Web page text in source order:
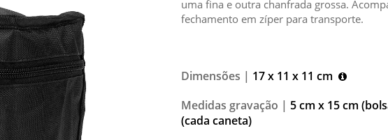
uma fina e outra chanfrada grossa.
fechamento em zíper para transporte.
Dimensões | 17 x 11 x 11 cm
Medidas gravação | 5 cm x 15 cm
(cada caneta)